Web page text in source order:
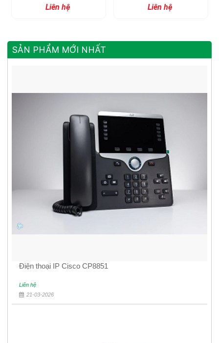
Đổi Tín Hiệu 8 Cổng RS-
232/485/422 Và 2
Liên hệ
Serial 16 Cổng RS-
232/485/422 Và 1
Liên hệ
SẢN PHẨM MỚI NHẤT
Điện thoại IP Cisco CP8851
Liên hệ
21-03-2026